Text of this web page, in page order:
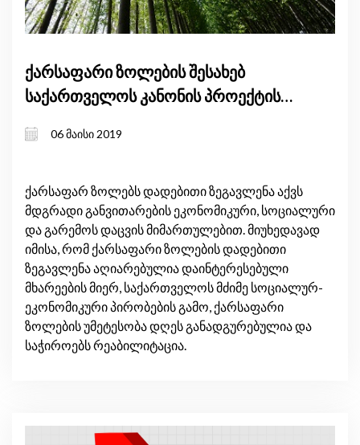
ქარსაფარი ზოლების შესახებ
საქართველოს კანონის პროექტის
06 მაისი 2019
ქარსაფარ ზოლებს დადებითი ზეგავლენა აქვს
მდგრადი განვითარების ეკონომიკური, სოციალური
და გარემოს დაცვის მიმართულებით. მიუხედავად
იმისა, რომ ქარსაფარი ზოლების დადებითი
ზეგავლენა აღიარებულია დაინტერესებული
მხარეების მიერ, საქართველოს მძიმე სოციალურ-
ეკონომიკური პირობების გამო, ქარსაფარი
ზოლების უმეტესობა დღეს განადგურებულია და
საჭიროებს რეაბილიტაცია.